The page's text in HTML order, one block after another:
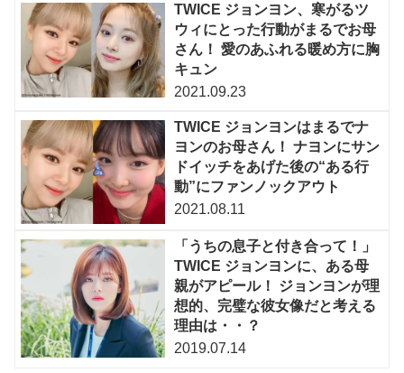
TWICE ジョンヨン、寒がるツ
ウィにとった行動がまるでお母
さん！ 愛のあふれる暖め方に胸
キュン
2021.09.23
TWICE ジョンヨンはまるでナ
ヨンのお母さん！ ナヨンにサン
ドイッチをあげた後の“ある行
動”にファンノックアウト
2021.08.11
「うちの息子と付き合って！」
TWICE ジョンヨンに、ある母
親がアピール！ ジョンヨンが理
想的、完璧な彼女像だと考える
理由は・・？
2019.07.14